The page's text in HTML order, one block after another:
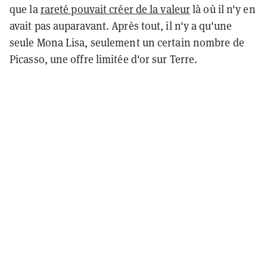
que larareté pouvait créer de la valeurlà où il n'y en
avait pas auparavant. Après tout, il n'y a qu'une
seule Mona Lisa, seulement un certain nombre de
Picasso, une offre limitée d'or sur Terre.